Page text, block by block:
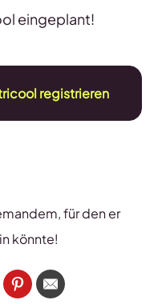
eingeplant!
registrieren
für den er
könnte!